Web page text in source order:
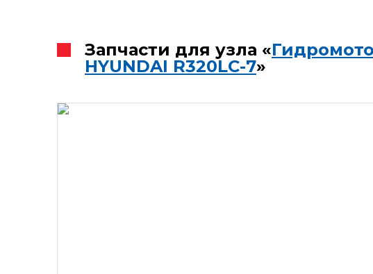
Запчасти для узла «
HYUNDAI R320LC-7»